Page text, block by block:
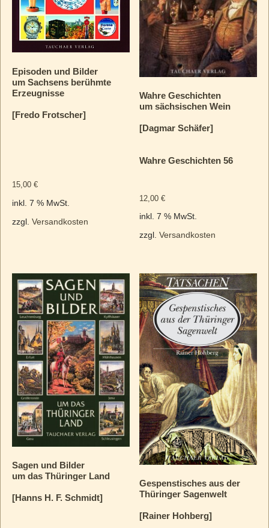
Episoden und Bilder
um Sachsens berühmte
Erzeugnisse
[Fredo Frotscher]
15,00 €
inkl. 7 % MwSt.
zzgl. Versandkosten
Wahre Geschichten
um sächsischen Wein
[Dagmar Schäfer]
Wahre Geschichten 56
12,00€
inkl. 7 % MwSt.
zzgl.Versandkosten
Sagen und Bilder
um das Thüringer Land
[Hanns H. F. Schmidt]
Gespenstisches aus der
Thüringer Sagenwelt
[Rainer Hohberg]